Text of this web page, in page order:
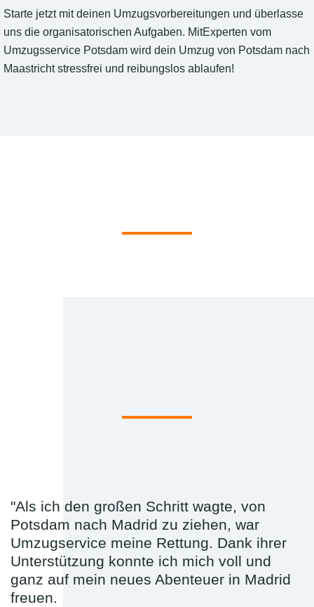
Starte jetzt mit deinen Umzugsvorbereitungen und überlasse
uns die organisatorischen Aufgaben. MitExperten vom
Umzugsservice Potsdam wird dein Umzug von Potsdam nach
Maastricht stressfrei und reibungslos ablaufen!
"Als ich den großen Schritt wagte, von
Potsdam nach Madrid zu ziehen, war
Umzugservice meine Rettung. Dank ihrer
Unterstützung konnte ich mich voll und
ganz auf mein neues Abenteuer in Madrid
freuen.